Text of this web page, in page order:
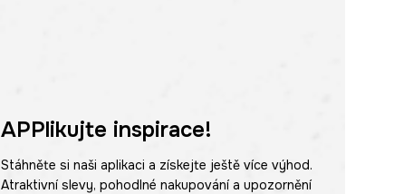
APPlikujte inspirace!
Stáhněte si naši aplikaci a získejte ještě více výhod.
Atraktivní slevy, pohodlné nakupování a upozornění